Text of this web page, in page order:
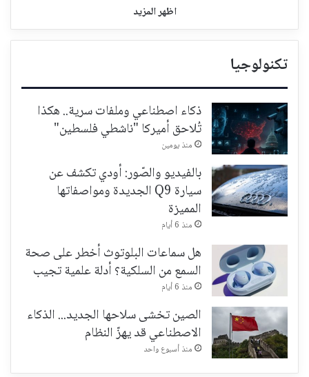
اظهر المزيد
تكنولوجيا
ذكاء اصطناعي وملفات سرية.. هكذا
تُلاحق أميركا "ناشطي فلسطين"
منذ يومين
بالفيديو والصّور: أودي تكشف عن
سيارة Q9 الجديدة ومواصفاتها
المميزة
منذ 6 أيام
هل سماعات البلوتوث أخطر على صحة
السمع من السلكية؟ أدلة علمية تجيب
منذ 6 أيام
الصين تخشى سلاحها الجديد... الذكاء
الاصطناعي قد يهزّ النظام
منذ أسبوع واحد